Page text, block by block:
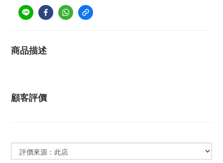
商品描述
顧客評價